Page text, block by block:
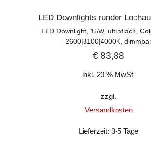
LED Downlights runder
LED Downlight, 15W, ultraflach,
2600|3100|4000K, dimmbar
€ 83,88
inkl. 20 % MwSt.
zzgl.
Versandkosten
Lieferzeit:3-5 Tage